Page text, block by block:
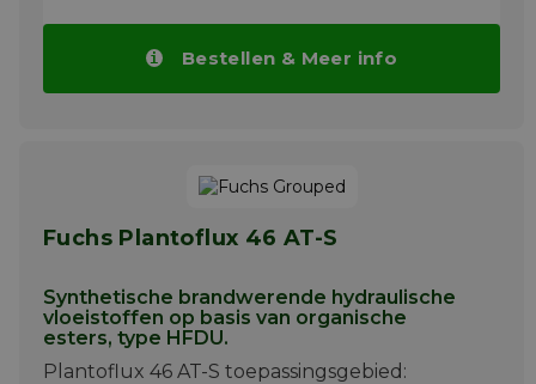
Bestellen & Meer info
Fuchs Plantoflux 46 AT-S
Synthetische brandwerende hydraulische
vloeistoffen op basis van organische
esters, type HFDU.
Plantoflux 46 AT-S toepassingsgebied: